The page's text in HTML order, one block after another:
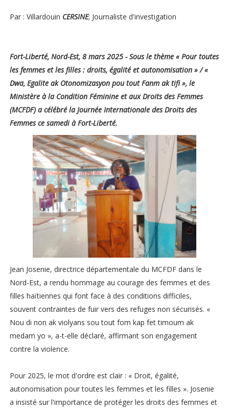
Par : Villardouin CERSINE; Journaliste d'investigation
Fort-Liberté, Nord-Est, 8 mars 2025 - Sous le thème « Pour toutes
les femmes et les filles : droits, égalité et autonomisation » / «
Dwa, Egalite ak Otonomizasyon pou tout Fanm ak tifi », le
Ministère à la Condition Féminine et aux Droits des Femmes
(MCFDF) a célébré la Journée Internationale des Droits des
Femmes ce samedi à Fort-Liberté.
Jean Josenie, directrice départementale du MCFDF dans le
Nord-Est, a rendu hommage au courage des femmes et des
filles haïtiennes qui font face à des conditions difficiles,
souvent contraintes de fuir vers des refuges non sécurisés. «
Nou di non ak violyans sou tout fom kap fet timoum ak
medam yo », a-t-elle déclaré, affirmant son engagement
contre la violence.
Pour 2025, le mot d'ordre est clair : « Droit, égalité,
autonomisation pour toutes les femmes et les filles ». Josenie
a insisté sur l'importance de protéger les droits des femmes et